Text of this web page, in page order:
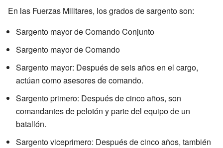
En las Fuerzas Militares, los grados de sargento son:
Sargento mayor de Comando Conjunto
Sargento mayor de Comando
Sargento mayor: Después de seis años en el cargo,
actúan como asesores de comando.
Sargento primero: Después de cinco años, son
comandantes de pelotón y parte del equipo de un
batallón.
Sargento viceprimero: Después de cinco años, también